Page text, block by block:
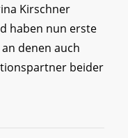
Kirschner
haben nun erste
denen auch
beider